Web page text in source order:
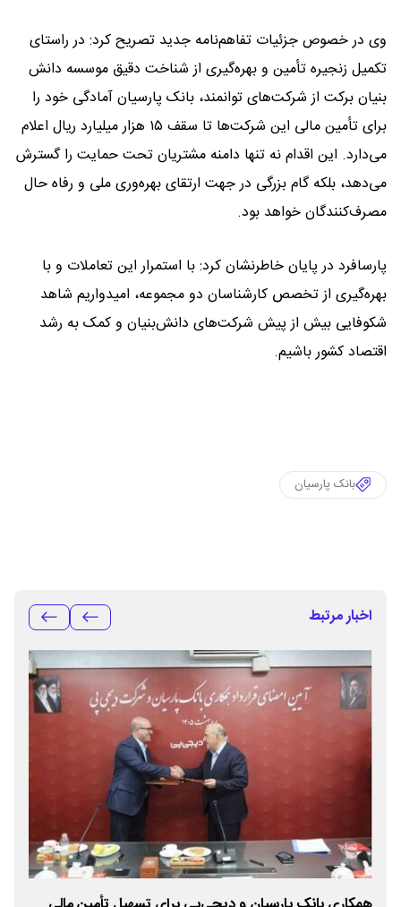
وی در خصوص جزئیات تفاهم‌نامه جدید تصریح کرد: در راستای
تکمیل زنجیره تأمین و بهره‌گیری از شناخت دقیق موسسه دانش
بنیان برکت از شرکت‌های توانمند، بانک پارسیان آمادگی خود را
برای تأمین مالی این شرکت‌ها تا سقف ۱۵ هزار میلیارد ریال اعلام
می‌دارد. این اقدام نه تنها دامنه مشتریان تحت حمایت را گسترش
می‌دهد، بلکه گام بزرگی در جهت ارتقای بهره‌وری ملی و رفاه حال
مصرف‌کنندگان خواهد بود.
پارسافرد در پایان خاطرنشان کرد: با استمرار این تعاملات و با
بهره‌گیری از تخصص کارشناسان دو مجموعه، امیدواریم شاهد
شکوفایی بیش از پیش شرکت‌های دانش‌بنیان و کمک به رشد
اقتصاد کشور باشیم.
بانک پارسیان
اخبار مرتبط